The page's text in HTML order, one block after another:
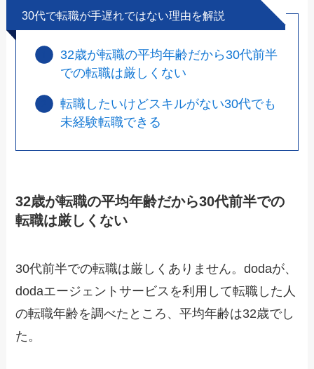
30代で転職が手遅れではない理由を解説
32歳が転職の平均年齢だから30代前半
での転職は厳しくない
転職したいけどスキルがない30代でも
未経験転職できる
32歳が転職の平均年齢だから30代前半での
転職は厳しくない
30代前半での転職は厳しくありません。dodaが、
dodaエージェントサービスを利用して転職した人
の転職年齢を調べたところ、平均年齢は32歳でし
た。